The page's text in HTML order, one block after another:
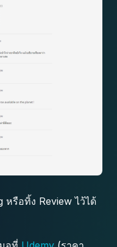
หรือทิ้ง Review ไว้ได้